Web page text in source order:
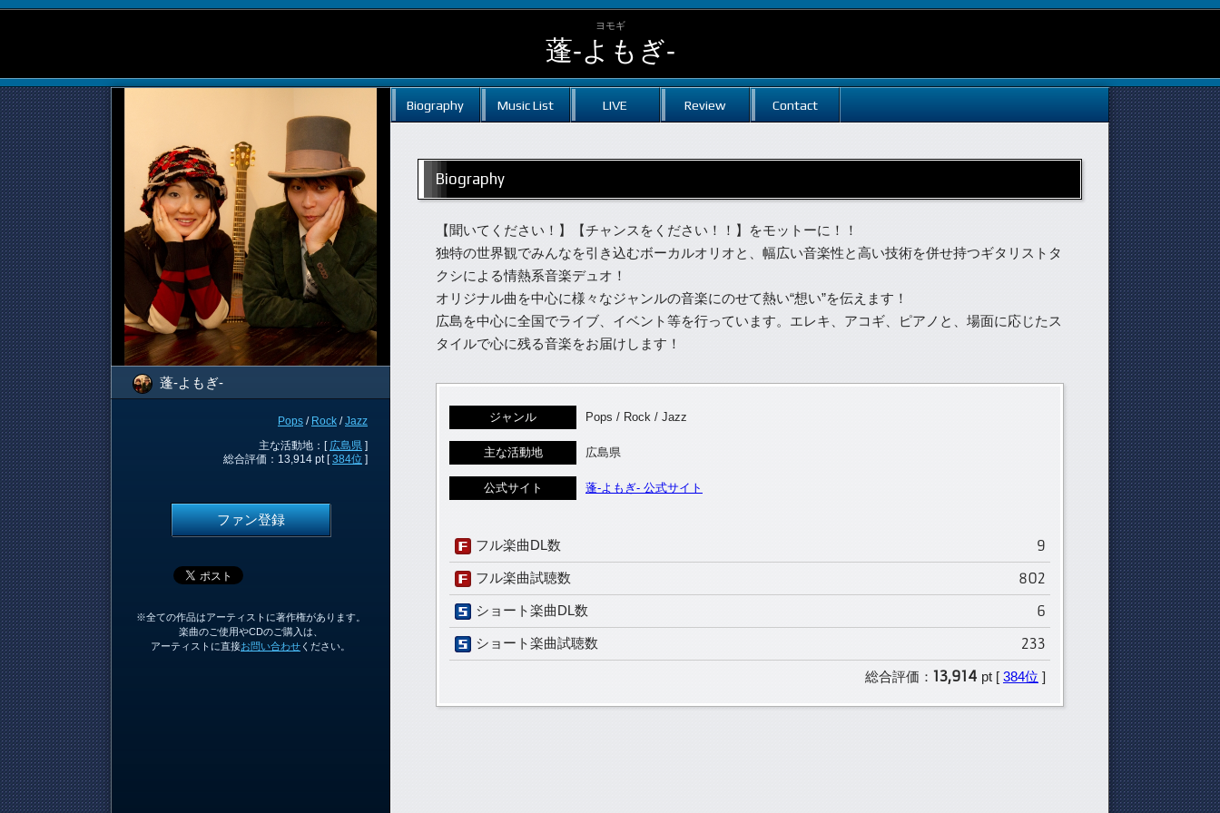
ヨモギ
蓬-よもぎ-
蓬-よもぎ-
Pops / Rock /Jazz
主な活動地：[ 広島県 ]
総合評価：13,914 pt [384位 ]
ファン登録
※全ての作品はアーティストに著作権があります。
楽曲のご使用やCDのご購入は、
アーティストに直接お問い合わせ ください。
Biography Music List LIVE Review Contact
Biography
【聞いてください！】【チャンスをください！！】をモットーに！！
独特の世界観でみんなを引き込むボーカルオリオと、幅広い音楽性と高い技術を併せ持つギタリストタ
クシによる情熱系音楽デュオ！
オリジナル曲を中心に様々なジャンルの音楽にのせて熱い“想い”を伝えます！
広島を中心に全国でライブ、イベント等を行っています。エレキ、アコギ、ピアノと、場面に応じたス
タイルで心に残る音楽をお届けします！
ジャンル Pops / Rock / Jazz
主な活動地 広島県
公式サイト 蓬-よもぎ- 公式サイト
フル楽曲DL数 9
フル楽曲試聴数 802
ショート楽曲DL数 6
ショート楽曲試聴数 233
総合評価： 13,914 pt [ 384位 ]